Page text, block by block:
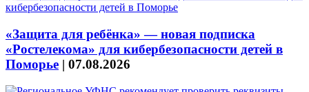
«Защита для ребёнка» — новая подписка
«Ростелекома» для кибербезопасности детей в
Поморье | 07.08.2026